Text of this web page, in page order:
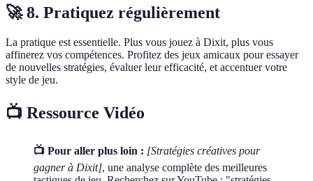
🚀 8. Pratiquez régulièrement
La pratique est essentielle. Plus vous jouez à Dixit, plus vous
affinerez vos compétences. Profitez des jeux amicaux pour essayer
de nouvelles stratégies, évaluer leur efficacité, et accentuer votre
style de jeu.
📺 Ressource Vidéo
📺 Pour aller plus loin : [Stratégies créatives pour
gagner à Dixit], une analyse complète des meilleures